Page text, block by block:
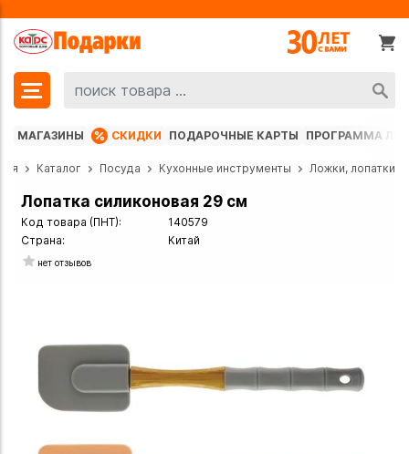
МАГАЗИНЫ СКИДКИ ПОДАРОЧНЫЕ КАРТЫ ПРОГРАММА
Каталог Посуда Кухонные инструменты Ложки, лопатки
Лопатка силиконовая 29 см
Код товара (ПНТ):
140579
Страна:
Китай
нет отзывов